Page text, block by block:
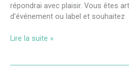
répondrai avec plaisir. Vous êtes
d’événement ou label et souhaitez
Lire la suite »